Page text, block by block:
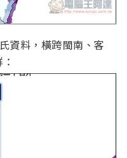
資料，橫跨閩南、客